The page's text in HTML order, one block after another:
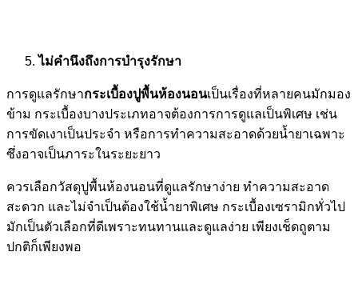
ไม่คำนึงถึงการบำรุงรักษา
การดูแลรักษากระเบื้องปูพื้นห้องนอนเป็นเรื่องที่หลายคนมักมอง
ข้าม กระเบื้องบางประเภทอาจต้องการการดูแลเป็นพิเศษ เช่น
การขัดเงาเป็นประจำ หรือการทำความสะอาดด้วยน้ำยาเฉพาะ
ซึ่งอาจเป็นภาระในระยะยาว
ควรเลือกวัสดุปูพื้นห้องนอนที่ดูแลรักษาง่าย ทำความสะอาด
สะดวก และไม่จำเป็นต้องใช้น้ำยาพิเศษ กระเบื้องเซรามิกทั่วไป
มักเป็นตัวเลือกที่ดีเพราะทนทานและดูแลง่าย เพียงเช็ดถูตาม
ปกติก็เพียงพอ